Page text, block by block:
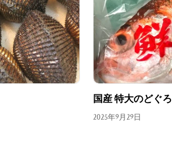
国産 特大のどぐろ
2025年9月29日